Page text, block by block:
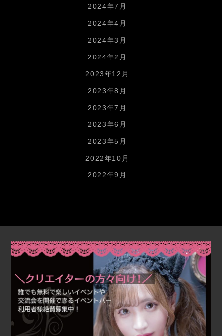
2024年7月
2024年4月
2024年3月
2024年2月
2023年12月
2023年8月
2023年7月
2023年6月
2023年5月
2022年10月
2022年9月